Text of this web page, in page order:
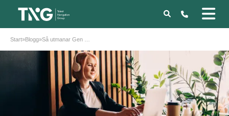
Start»Blogg»